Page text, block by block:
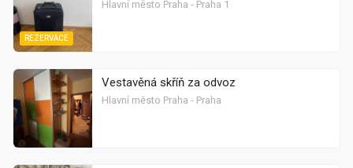
REZERVACE
Hlavní město Praha - Praha 1
Vestavěná skříň za odvoz
Hlavní město Praha - Praha